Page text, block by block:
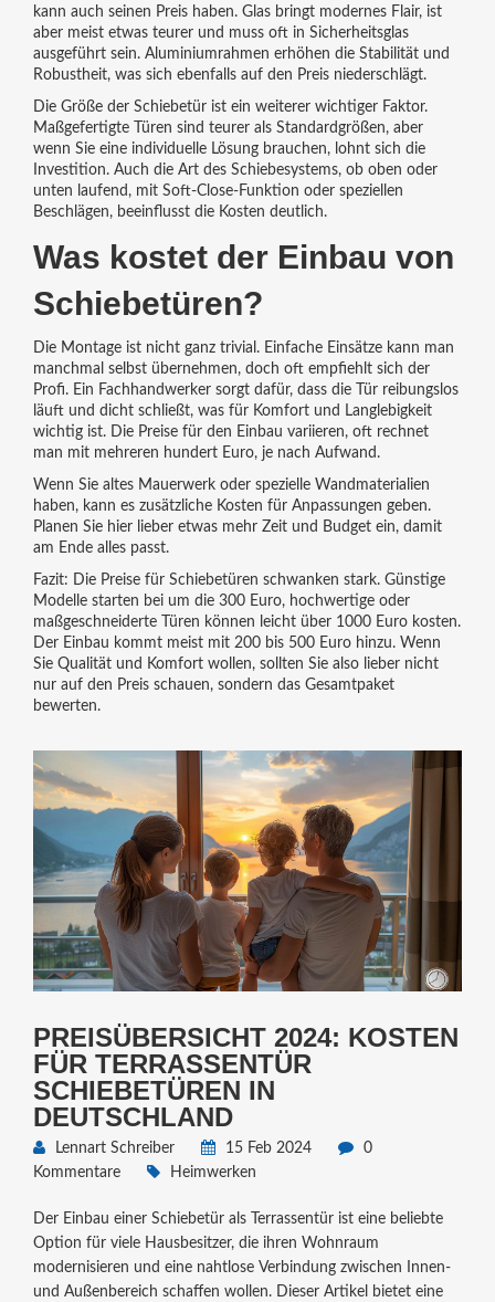
kann auch seinen Preis haben. Glas bringt modernes Flair, ist
aber meist etwas teurer und muss oft in Sicherheitsglas
ausgeführt sein. Aluminiumrahmen erhöhen die Stabilität und
Robustheit, was sich ebenfalls auf den Preis niederschlägt.
Die Größe der Schiebetür ist ein weiterer wichtiger Faktor.
Maßgefertigte Türen sind teurer als Standardgrößen, aber
wenn Sie eine individuelle Lösung brauchen, lohnt sich die
Investition. Auch die Art des Schiebesystems, ob oben oder
unten laufend, mit Soft-Close-Funktion oder speziellen
Beschlägen, beeinflusst die Kosten deutlich.
Was kostet der Einbau von
Schiebetüren?
Die Montage ist nicht ganz trivial. Einfache Einsätze kann man
manchmal selbst übernehmen, doch oft empfiehlt sich der
Profi. Ein Fachhandwerker sorgt dafür, dass die Tür reibungslos
läuft und dicht schließt, was für Komfort und Langlebigkeit
wichtig ist. Die Preise für den Einbau variieren, oft rechnet
man mit mehreren hundert Euro, je nach Aufwand.
Wenn Sie altes Mauerwerk oder spezielle Wandmaterialien
haben, kann es zusätzliche Kosten für Anpassungen geben.
Planen Sie hier lieber etwas mehr Zeit und Budget ein, damit
am Ende alles passt.
Fazit: Die Preise für Schiebetüren schwanken stark. Günstige
Modelle starten bei um die 300 Euro, hochwertige oder
maßgeschneiderte Türen können leicht über 1000 Euro kosten.
Der Einbau kommt meist mit 200 bis 500 Euro hinzu. Wenn
Sie Qualität und Komfort wollen, sollten Sie also lieber nicht
nur auf den Preis schauen, sondern das Gesamtpaket
bewerten.
PREISÜBERSICHT 2024: KOSTEN
FÜR TERRASSENTÜR
SCHIEBETÜREN IN
DEUTSCHLAND
Lennart Schreiber 15 Feb 2024
0
Kommentare
Heimwerken
Der Einbau einer Schiebetür als Terrassentür ist eine beliebte
Option für viele Hausbesitzer, die ihren Wohnraum
modernisieren und eine nahtlose Verbindung zwischen Innen-
und Außenbereich schaffen wollen. Dieser Artikel bietet eine